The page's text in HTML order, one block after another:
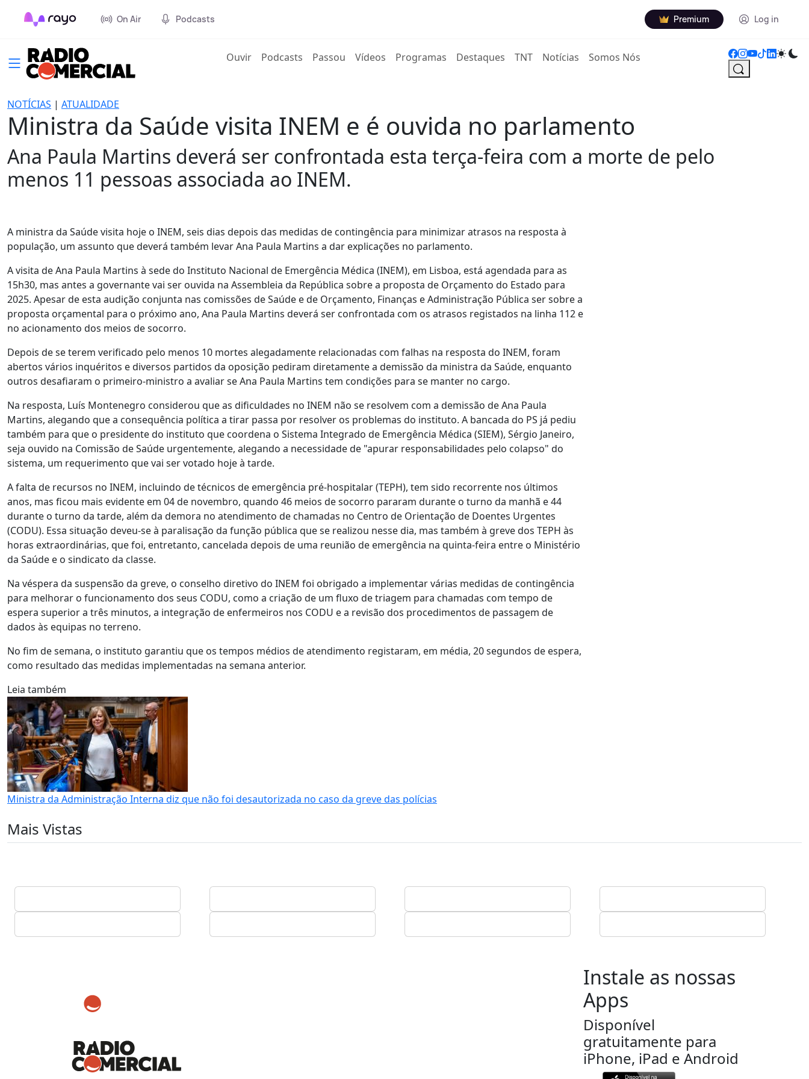
On Air Podcasts Premium Log in
Ouvir(current)
Podcasts Passou Vídeos Programas Destaques TNT Notícias Somos Nós
NOTÍCIAS | ATUALIDADE
Ministra da Saúde visita INEM e é ouvida no parlamento
Ana Paula Martins deverá ser confrontada esta terça-feira com a morte de pelo
menos 11 pessoas associada ao INEM.
A ministra da Saúde visita hoje o INEM, seis dias depois das medidas de contingência para minimizar atrasos na resposta à
população, um assunto que deverá também levar Ana Paula Martins a dar explicações no parlamento.
A visita de Ana Paula Martins à sede do Instituto Nacional de Emergência Médica (INEM), em Lisboa, está agendada para as
15h30, mas antes a governante vai ser ouvida na Assembleia da República sobre a proposta de Orçamento do Estado para
2025. Apesar de esta audição conjunta nas comissões de Saúde e de Orçamento, Finanças e Administração Pública ser sobre a
proposta orçamental para o próximo ano, Ana Paula Martins deverá ser confrontada com os atrasos registados na linha 112 e
no acionamento dos meios de socorro.
Depois de se terem verificado pelo menos 10 mortes alegadamente relacionadas com falhas na resposta do INEM, foram
abertos vários inquéritos e diversos partidos da oposição pediram diretamente a demissão da ministra da Saúde, enquanto
outros desafiaram o primeiro-ministro a avaliar se Ana Paula Martins tem condições para se manter no cargo.
Na resposta, Luís Montenegro considerou que as dificuldades no INEM não se resolvem com a demissão de Ana Paula
Martins, alegando que a consequência política a tirar passa por resolver os problemas do instituto. A bancada do PS já pediu
também para que o presidente do instituto que coordena o Sistema Integrado de Emergência Médica (SIEM), Sérgio Janeiro,
seja ouvido na Comissão de Saúde urgentemente, alegando a necessidade de "apurar responsabilidades pelo colapso" do
sistema, um requerimento que vai ser votado hoje à tarde.
A falta de recursos no INEM, incluindo de técnicos de emergência pré-hospitalar (TEPH), tem sido recorrente nos últimos
anos, mas ficou mais evidente em 04 de novembro, quando 46 meios de socorro pararam durante o turno da manhã e 44
durante o turno da tarde, além da demora no atendimento de chamadas no Centro de Orientação de Doentes Urgentes
(CODU). Essa situação deveu-se à paralisação da função pública que se realizou nesse dia, mas também à greve dos TEPH às
horas extraordinárias, que foi, entretanto, cancelada depois de uma reunião de emergência na quinta-feira entre o Ministério
da Saúde e o sindicato da classe.
Na véspera da suspensão da greve, o conselho diretivo do INEM foi obrigado a implementar várias medidas de contingência
para melhorar o funcionamento dos seus CODU, como a criação de um fluxo de triagem para chamadas com tempo de
espera superior a três minutos, a integração de enfermeiros nos CODU e a revisão dos procedimentos de passagem de
dados às equipas no terreno.
No fim de semana, o instituto garantiu que os tempos médios de atendimento registaram, em média, 20 segundos de espera,
como resultado das medidas implementadas na semana anterior.
Leia também
Ministra da Administração Interna diz que não foi desautorizada no caso da greve das polícias
Mais Vistas
Instale as nossas
Apps
Disponível
gratuitamente para
iPhone, iPad e Android